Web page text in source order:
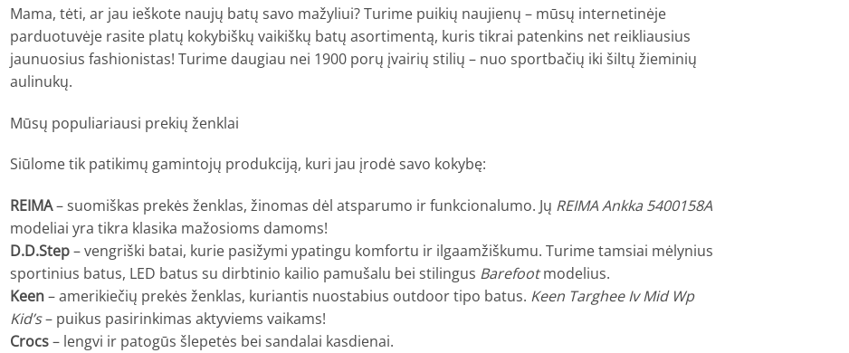
Mama, tėti, ar jau ieškote naujų batų savo mažyliui? Turime puikių naujienų – mūsų internetinėje
parduotuvėje rasite platų kokybiškų vaikiškų batų asortimentą, kuris tikrai patenkins net reikliausius
jaunuosius fashionistas! Turime daugiau nei 1900 porų įvairių stilių – nuo sportbačių iki šiltų žieminių
aulinukų.
Mūsų populiariausi prekių ženklai
Siūlome tik patikimų gamintojų produkciją, kuri jau įrodė savo kokybę:
REIMA– suomiškas prekės ženklas, žinomas dėl atsparumo ir funkcionalumo. Jų REIMA Ankka 5400158A
modeliai yra tikra klasika mažosioms damoms!
D.D.Step– vengriški batai, kurie pasižymi ypatingu komfortu ir ilgaamžiškumu. Turime tamsiai mėlynius
sportinius batus, LED batus su dirbtinio kailio pamušalu bei stilingus Barefootmodelius.
Keen– amerikiečių prekės ženklas, kuriantis nuostabius outdoor tipo batus. Keen Targhee Iv Mid Wp
Kid’s– puikus pasirinkimas aktyviems vaikams!
Crocs– lengvi ir patogūs šlepetės bei sandalai kasdienai.